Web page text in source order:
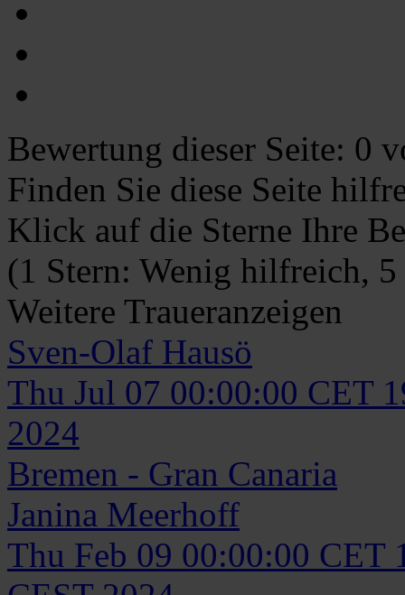
Bewertung dieser Seite: 0
Finden Sie diese Seite
Klick auf die Sterne Ihre
(1 Stern: Wenig hilfreich,
Weitere Traueranzeigen
Sven-Olaf Hausö
Thu Jul 07 00:00:00 CET
2024
Bremen - Gran Canaria
Janina Meerhoff
Thu Feb 09 00:00:00 CET